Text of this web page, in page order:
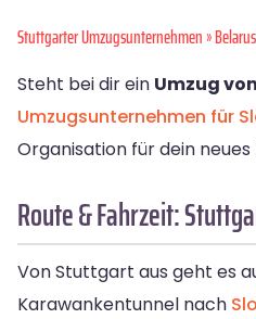
Stuttgarter Umzugsunternehmen»Belarus
Steht bei dir ein Umzug
Umzugsunternehmen für
Organisation für dein neues
Route & Fahrzeit:
Von Stuttgart aus geht es
Karawankentunnel nach